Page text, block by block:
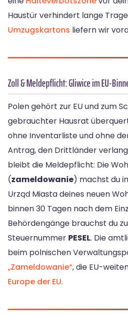
Haustür verhindert lange
Umzugskartons liefern wir
Zoll & Meldepflicht: Gliwice im EU-
Polen gehört zur EU und zum
gebrauchter Hausrat
ohne Inventarliste und ohne
Antrag, den Drittländer
bleibt die Meldepflicht: Die
(zameldowanie) machst du
Urząd Miasta deines neuen
binnen 30 Tagen nach dem
Behördengänge brauchst du
Steuernummer PESEL. Die
beim polnischen
„Zameldowanie“, die EU-
Europe der EU.